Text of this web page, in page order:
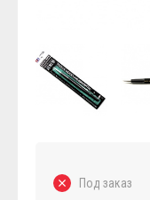
Под заказ